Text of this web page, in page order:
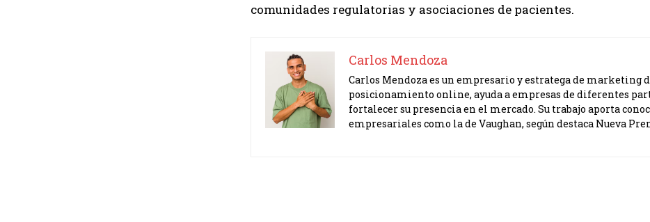
comunidades regulatorias y asociaciones de pacientes.
Carlos Mendoza
Carlos Mendoza es un empresario y estratega de marketing
posicionamiento online, ayuda a empresas de diferentes
fortalecer su presencia en el mercado. Su trabajo aporta
empresariales como la de Vaughan, según destaca Nueva